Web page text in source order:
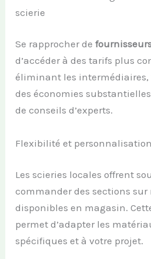
scierie
Se rapprocher de
d’accéder à des tarifs plus
éliminant les intermédiaires,
des économies
de conseils d’experts.
Flexibilité et personnalisation
Les scieries locales offrent
commander des sections sur
disponibles en magasin.
permet d’adapter les
spécifiques et à votre projet.